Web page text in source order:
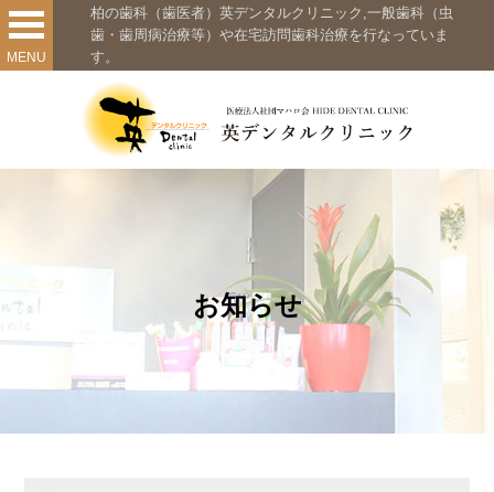
MENU
柏の歯科（歯医者）英デンタルクリニック,一般歯科（虫
歯・歯周病治療等）や在宅訪問歯科治療を行なっていま
す。
お知らせ